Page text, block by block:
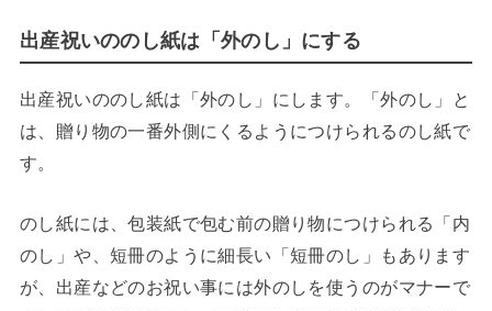
出産祝いののし紙は「外のし」にする
出産祝いののし紙は「外のし」にします。「外のし」と
は、贈り物の一番外側にくるようにつけられるのし紙で
す。
のし紙には、包装紙で包む前の贈り物につけられる「内
のし」や、短冊のように細長い「短冊のし」もあります
が、出産などのお祝い事には外のしを使うのがマナーで